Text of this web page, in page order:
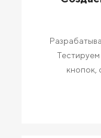
кнопок,